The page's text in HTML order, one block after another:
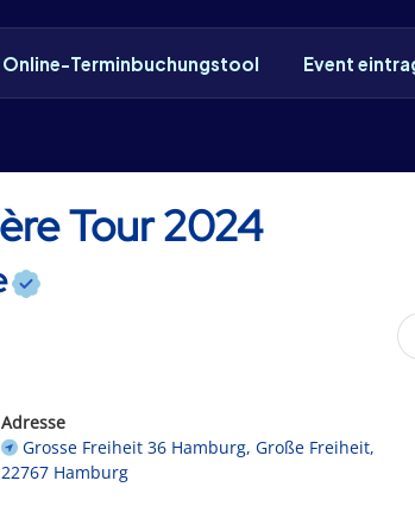
Online-Terminbuchungstool Event
Tour 2024
Adresse
Grosse Freiheit 36 Hamburg, Große Freiheit,
22767 Hamburg